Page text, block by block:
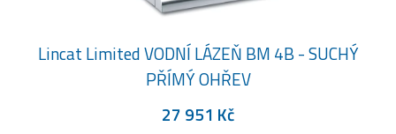
Lincat Limited VODNÍ LÁZEŇ BM 4B - SUCHÝ
PŘÍMÝ OHŘEV
27 951 Kč